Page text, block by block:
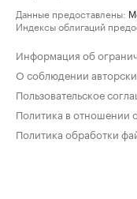
Данные предоставлены:
Индексы облигаций
Информация об
О соблюдении
Пользовательское
Политика в отношении
Политика обработки